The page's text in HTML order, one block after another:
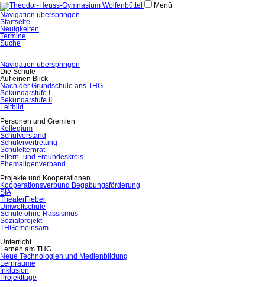
Menü
Navigation überspringen
Startseite
Neuigkeiten
Termine
Suche
Navigation überspringen
Die Schule
Auf einen Blick
Nach der Grundschule ans THG
Sekundarstufe I
Sekundarstufe II
Leitbild
Personen und Gremien
Kollegium
Schulvorstand
Schülervertretung
Schulelternrat
Eltern- und Freundeskreis
Ehemaligenverband
Projekte und Kooperationen
Kooperationsverbund Begabungsförderung
SIA
TheaterFieber
Umweltschule
Schule ohne Rassismus
Sozialprojekt
THGemeinsam
Unterricht
Lernen am THG
Neue Technologien und Medienbildung
Lernräume
Inklusion
Projekttage